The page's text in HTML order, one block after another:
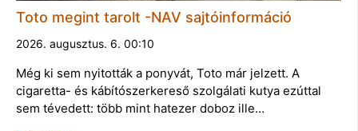
Toto megint tarolt -NAV sajtóinformáció
2026. augusztus. 6. 00:10
Még ki sem nyitották a ponyvát, Toto már jelzett. A
cigaretta- és kábítószerkereső szolgálati kutya ezúttal
sem tévedett: több mint hatezer doboz ille…